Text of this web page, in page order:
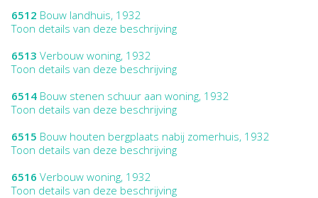
6512 Bouw landhuis, 1932
Toon details van deze beschrijving
6513 Verbouw woning, 1932
Toon details van deze beschrijving
6514 Bouw stenen schuur aan woning, 1932
Toon details van deze beschrijving
6515 Bouw houten bergplaats nabij zomerhuis, 1932
Toon details van deze beschrijving
6516 Verbouw woning, 1932
Toon details van deze beschrijving